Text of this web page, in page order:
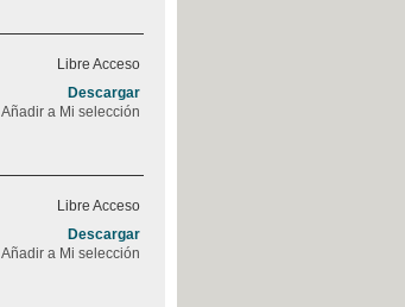
Libre Acceso
Descargar
Añadir a Mi selección
Libre Acceso
Descargar
Añadir a Mi selección